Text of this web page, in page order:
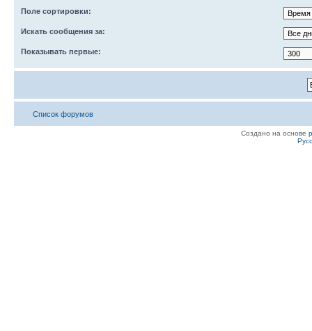
Поле сортировки:
Искать сообщения за:
Показывать первые:
Список форумов
Создано на основе